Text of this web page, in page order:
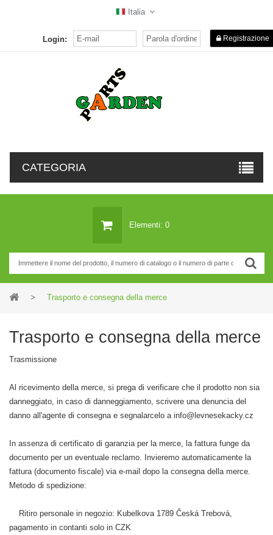
Italia
Login: Registrazione
CATEGORIA
Elementi: 0
> Trasporto e consegna della merce
Trasporto e consegna della merce
Trasmissione
Al ricevimento della merce, si prega di verificare che il prodotto non sia
danneggiato, in caso di danneggiamento, scrivere una denuncia del
danno all'agente di consegna e segnalarcelo a info@levnesekacky.cz
In assenza di certificato di garanzia per la merce, la fattura funge da
documento per un eventuale reclamo. Invieremo automaticamente la
fattura (documento fiscale) via e-mail dopo la consegna della merce.
Metodo di spedizione:
Ritiro personale in negozio: Kubelkova 1789 Česká Trebová,
pagamento in contanti solo in CZK